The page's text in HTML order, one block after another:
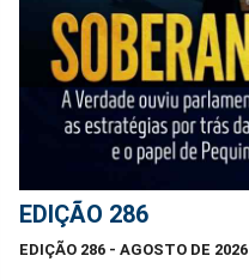
EDIÇÃO 286
EDIÇÃO 286 - AGOSTO DE 2026